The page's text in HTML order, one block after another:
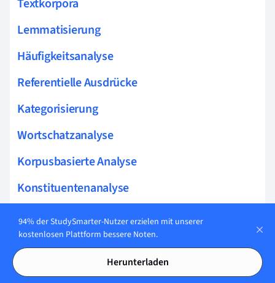
Lemmatisierung
Häufigkeitsanalyse
Referentielle Ausdrücke
Kategorisierung
Wortschatzanalyse
Korpusbasierte Analyse
Konstituentenanalyse
N-Gramm-Analyse
Syntaktische Strukturen
Frequenzanalysen
94% der StudySmarter-Nutzer erzielen mit unserer
kostenlosen Plattform bessere Noten.
Herunterladen